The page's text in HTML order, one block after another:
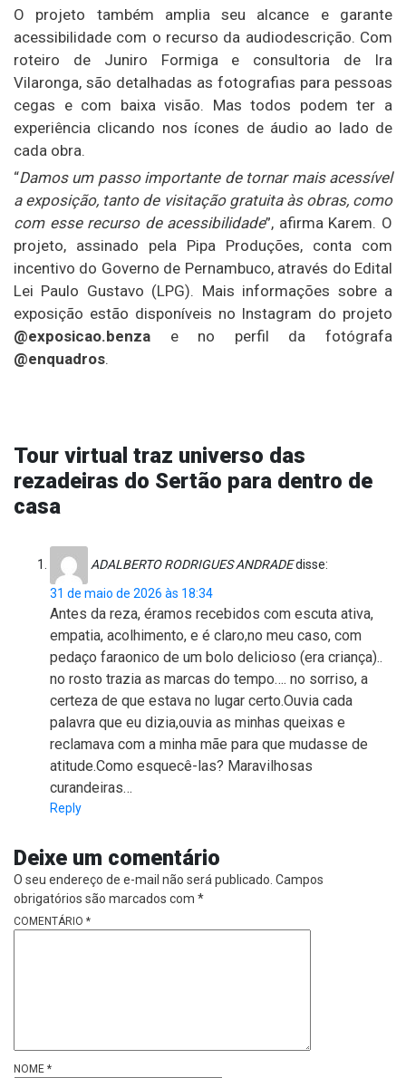
O projeto também amplia seu alcance e garante
acessibilidade com o recurso da audiodescrição. Com
roteiro de Juniro Formiga e consultoria de Ira
Vilaronga, são detalhadas as fotografias para pessoas
cegas e com baixa visão. Mas todos podem ter a
experiência clicando nos ícones de áudio ao lado de
cada obra.
“Damos um passo importante de tornar mais acessível
a exposição, tanto de visitação gratuita às obras, como
com esse recurso de acessibilidade”, afirma Karem. O
projeto, assinado pela Pipa Produções, conta com
incentivo do Governo de Pernambuco, através do Edital
Lei Paulo Gustavo (LPG). Mais informações sobre a
exposição estão disponíveis no Instagram do projeto
@exposicao.benza e no perfil da fotógrafa
@enquadros.
Tour virtual traz universo das
rezadeiras do Sertão para dentro de
casa
ADALBERTO RODRIGUES ANDRADEdisse:
31 de maio de 2026 às 18:34
Antes da reza, éramos recebidos com escuta ativa,
empatia, acolhimento, e é claro,no meu caso, com
pedaço faraonico de um bolo delicioso (era criança)..
no rosto trazia as marcas do tempo…. no sorriso, a
certeza de que estava no lugar certo.Ouvia cada
palavra que eu dizia,ouvia as minhas queixas e
reclamava com a minha mãe para que mudasse de
atitude.Como esquecê-las? Maravilhosas
curandeiras…
Reply
Deixe um comentário
O seu endereço de e-mail não será publicado. Campos
obrigatórios são marcados com *
COMENTÁRIO *
NOME *